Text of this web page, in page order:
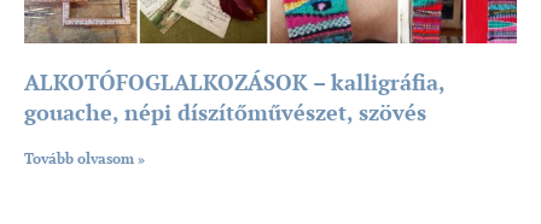
ALKOTÓFOGLALKOZÁSOK – kalligráfia,
gouache, népi díszítőművészet, szövés
Tovább olvasom »